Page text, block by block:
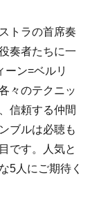
トラの首席奏
奏者たちに一
ーン=ベルリ
々のテクニッ
信頼する仲間
ブルは必聴も
です。人気と
5人にご期待く